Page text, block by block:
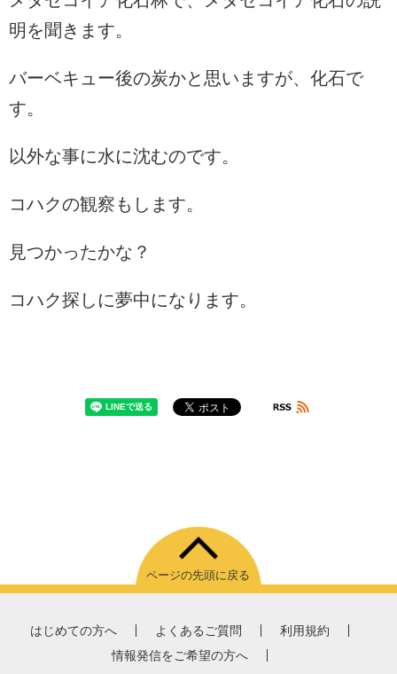
明を聞きます。
バーベキュー後の炭かと思いますが、化石で
す。
以外な事に水に沈むのです。
コハクの観察もします。
見つかったかな？
コハク探しに夢中になります。
ページの先頭に戻る
はじめての方へ よくあるご質問
利用規約
情報発信をご希望の方へ